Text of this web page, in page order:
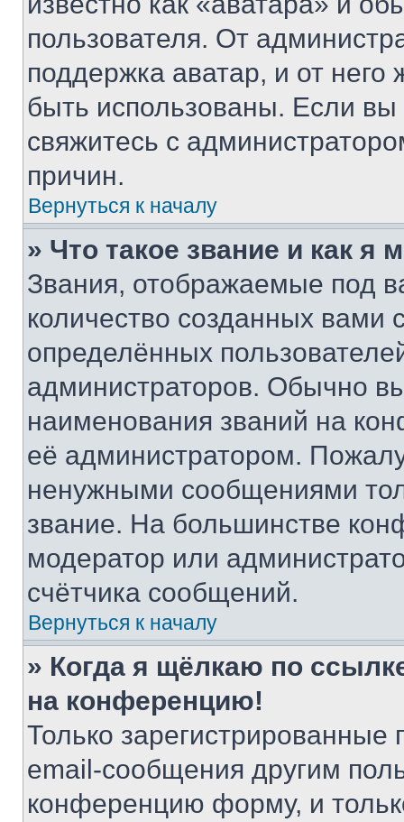
пользователя. От
поддержка аватар, и от него
быть использованы. Если
свяжитесь с
причин.
Вернуться к началу
» Что такое звание и как я
Звания, отображаемые под
количество созданных
определённых
администраторов. Обычно
наименования званий на
её администратором.
ненужными сообщениями
звание. На большинстве
модератор или
счётчика сообщений.
Вернуться к началу
» Когда я щёлкаю по
на конференцию!
Только зарегистрированные
email-сообщения другим
конференцию форму, и